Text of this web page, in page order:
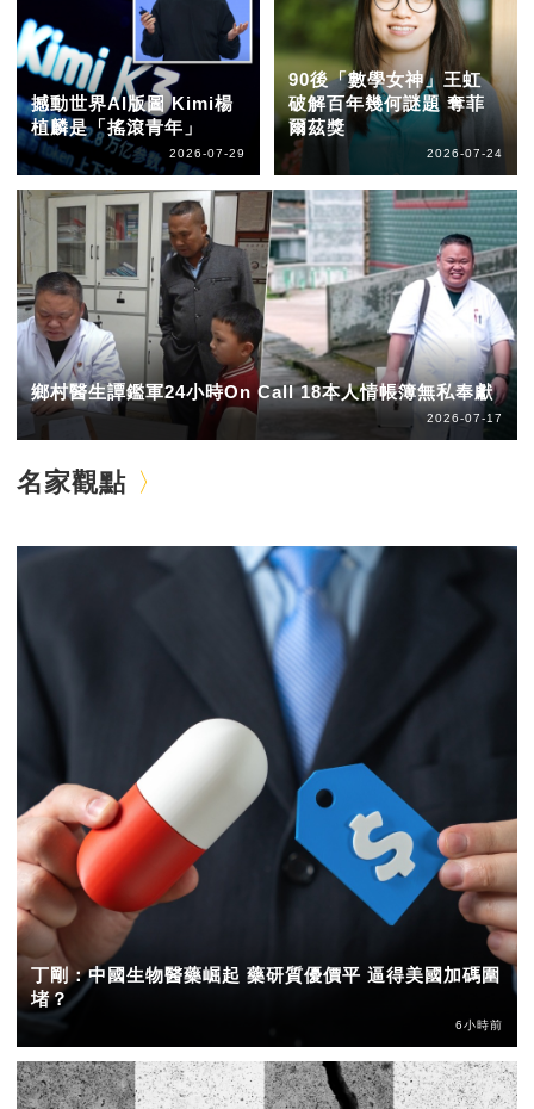
撼動世界AI版圖 Kimi楊
植麟是「搖滾青年」
2026-07-29
90後「數學女神」王虹
破解百年幾何謎題 奪菲
爾茲獎
2026-07-24
鄉村醫生譚鑑軍24小時On Call 18本人情帳簿無私奉獻
2026-07-17
名家觀點
丁剛：中國生物醫藥崛起 藥研質優價平 逼得美國加碼圍
堵？
6小時前